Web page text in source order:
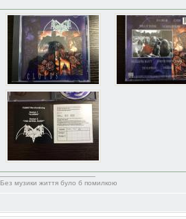
Без музики життя було б помилкою